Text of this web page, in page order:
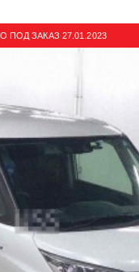
ПОД ЗАКАЗ 27.01.2023